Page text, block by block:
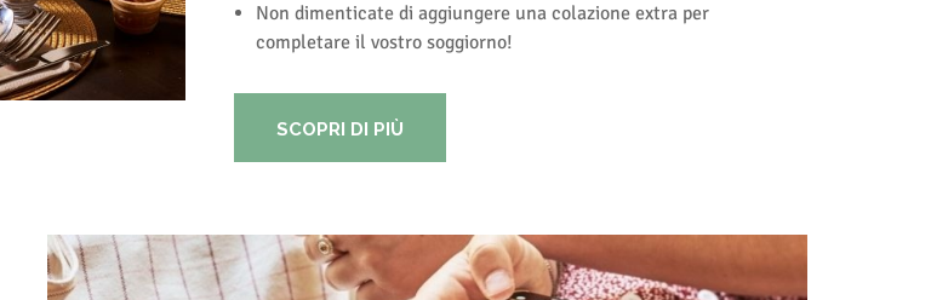
Non dimenticate di aggiungere una colazione extra per
completare il vostro soggiorno!
SCOPRI DI PIÙ